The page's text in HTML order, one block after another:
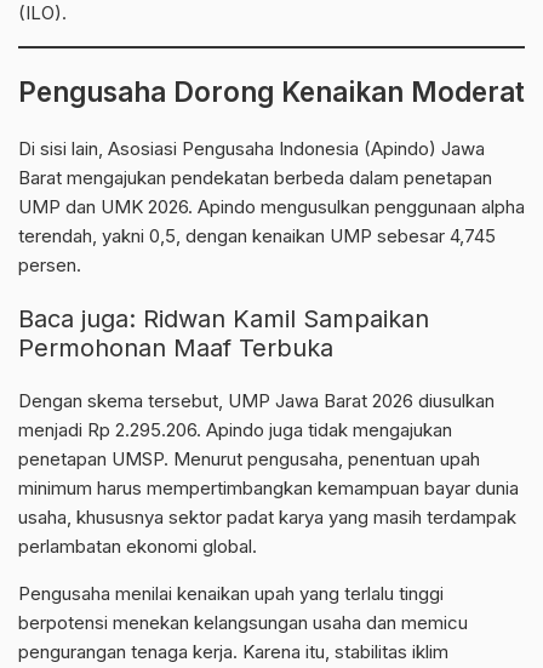
(ILO).
Pengusaha Dorong Kenaikan Moderat
Di sisi lain, Asosiasi Pengusaha Indonesia (Apindo) Jawa
Barat mengajukan pendekatan berbeda dalam penetapan
UMP dan UMK 2026. Apindo mengusulkan penggunaan alpha
terendah, yakni 0,5, dengan kenaikan UMP sebesar 4,745
persen.
Baca juga: Ridwan Kamil Sampaikan
Permohonan Maaf Terbuka
Dengan skema tersebut, UMP Jawa Barat 2026 diusulkan
menjadi Rp 2.295.206. Apindo juga tidak mengajukan
penetapan UMSP. Menurut pengusaha, penentuan upah
minimum harus mempertimbangkan kemampuan bayar dunia
usaha, khususnya sektor padat karya yang masih terdampak
perlambatan ekonomi global.
Pengusaha menilai kenaikan upah yang terlalu tinggi
berpotensi menekan kelangsungan usaha dan memicu
pengurangan tenaga kerja. Karena itu, stabilitas iklim